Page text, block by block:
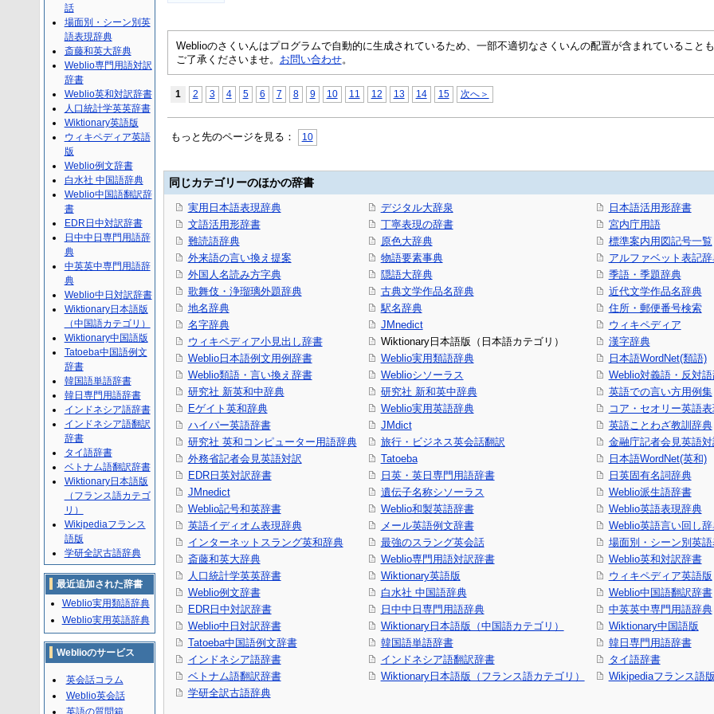
Weblioのさくいんはプログラムで自動的に生成されているため、一部不適切なさくいんの配置が含まれていることも
ご了承くださいませ。 お問い合わせ。
1 2 3 4 5 6 7 8 9 10 11 12 13 14 15 次へ＞
もっと先のページを見る： 10
同じカテゴリーのほかの辞書
実用日本語表現辞典
文語活用形辞書
難読語辞典
外来語の言い換え提案
外国人名読み方字典
歌舞伎・浄瑠璃外題辞典
地名辞典
名字辞典
ウィキペディア小見出し辞書
Weblio日本語例文用例辞書
Weblio類語・言い換え辞書
研究社 新英和中辞典
Eゲイト英和辞典
ハイパー英語辞書
研究社 英和コンピューター用語辞典
外務省記者会見英語対訳
EDR日英対訳辞書
JMnedict
Weblio記号和英辞書
英語イディオム表現辞典
インターネットスラング英和辞典
斎藤和英大辞典
人口統計学英英辞書
Weblio例文辞書
EDR日中対訳辞書
Weblio中日対訳辞書
Tatoeba中国語例文辞書
インドネシア語辞書
ベトナム語翻訳辞書
学研全訳古語辞典
デジタル大辞泉
丁寧表現の辞書
原色大辞典
物語要素事典
隠語大辞典
古典文学作品名辞典
駅名辞典
JMnedict
Wiktionary日本語版（日本語カテゴリ）
Weblio実用類語辞典
Weblioシソーラス
研究社 新和英中辞典
Weblio実用英語辞典
JMdict
旅行・ビジネス英会話翻訳
Tatoeba
日英・英日専門用語辞書
遺伝子名称シソーラス
Weblio和製英語辞書
メール英語例文辞書
最強のスラング英会話
Weblio専門用語対訳辞書
Wiktionary英語版
白水社 中国語辞典
日中中日専門用語辞典
Wiktionary日本語版（中国語カテゴリ）
韓国語単語辞書
インドネシア語翻訳辞書
Wiktionary日本語版（フランス語カテゴリ）
日本語活用形辞書
宮内庁用語
標準案内用図記号一覧
アルファベット表記
季語・季題辞典
近代文学作品名辞典
住所・郵便番号検索
ウィキペディア
漢字辞典
日本語WordNet(類語)
Weblio対義語・反対
英語での言い方用例集
コア・セオリー英語
英語ことわざ教訓辞典
金融庁記者会見英語対
日本語WordNet(英和)
日英固有名詞辞典
Weblio派生語辞書
Weblio英語表現辞典
Weblio英語言い回し
場面別・シーン別英
Weblio英和対訳辞書
ウィキペディア英語版
Weblio中国語翻訳辞書
中英英中専門用語辞典
Wiktionary中国語版
韓日専門用語辞書
タイ語辞書
Wikipediaフランス語版
話
場面別・シーン別英
語表現辞典
斎藤和英大辞典
Weblio専門用語対訳
辞書
Weblio英和対訳辞書
人口統計学英英辞書
Wiktionary英語版
ウィキペディア英語
版
Weblio例文辞書
白水社 中国語辞典
Weblio中国語翻訳辞
書
EDR日中対訳辞書
日中中日専門用語辞
典
中英英中専門用語辞
典
Weblio中日対訳辞書
Wiktionary日本語版
（中国語カテゴリ）
Wiktionary中国語版
Tatoeba中国語例文
辞書
韓国語単語辞書
韓日専門用語辞書
インドネシア語辞書
インドネシア語翻訳
辞書
タイ語辞書
ベトナム語翻訳辞書
Wiktionary日本語版
（フランス語カテゴ
リ）
Wikipediaフランス
語版
学研全訳古語辞典
最近追加された辞書
Weblio実用類語辞典
Weblio実用英語辞典
Weblioのサービス
英会話コラム
Weblio英会話
英語の質問箱